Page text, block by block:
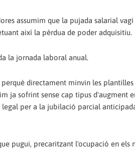
assumim que la pujada salarial
així la pèrdua de poder adquisitiu.
la jornada laboral anual.
directament minvin les
ja sofrint sense cap tipus d'augment
per a la jubilació parcial
pugui, precaritzant l'ocupació en els